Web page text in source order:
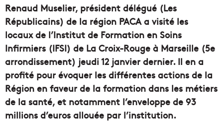
Renaud Muselier, président délégué (Les
Républicains) de la région PACA a visité les
locaux de l’Institut de Formation en Soins
Infirmiers (IFSI) de La Croix-Rouge à Marseille (5e
arrondissement) jeudi 12 janvier dernier. Il en a
profité pour évoquer les différentes actions de la
Région en faveur de la formation dans les métiers
de la santé, et notamment l’enveloppe de 93
millions d’euros allouée par l’institution.